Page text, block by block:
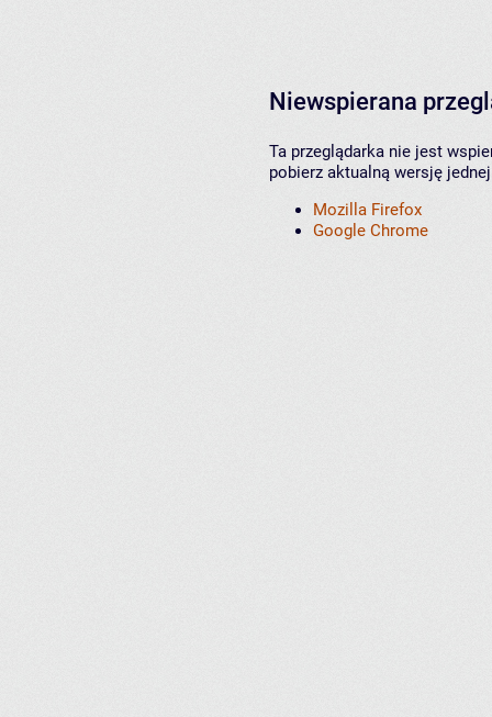
Niewspierana
Ta przeglądarka nie jest
pobierz aktualną wersję
Mozilla Firefox
Google Chrome